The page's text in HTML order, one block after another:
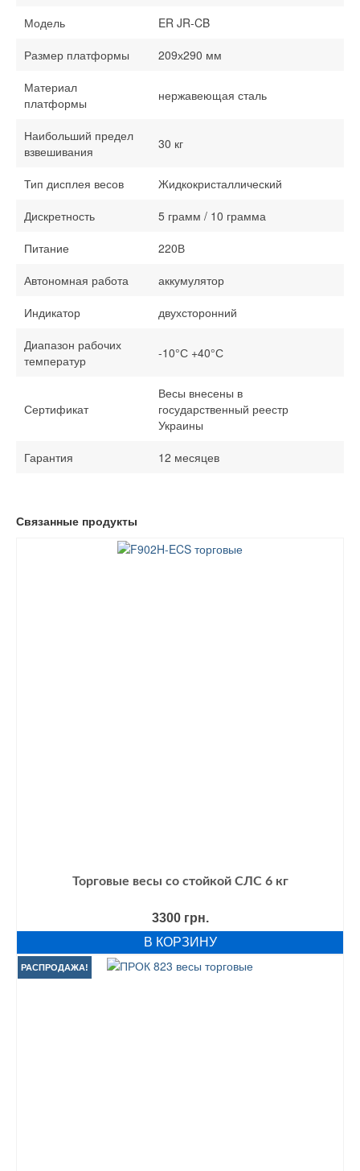
Модель
ER JR-CB
Размер платформы
209х290 мм
Материал
платформы
нержавеющая сталь
Наибольший предел
взвешивания
30 кг
Тип дисплея весов
Жидкокристаллический
Дискретность
5 грамм / 10 грамма
Питание
220В
Автономная работа
аккумулятор
Индикатор
двухсторонний
Диапазон рабочих
температур
-10°С +40°С
Сертификат
Весы внесены в
государственный реестр
Украины
Гарантия
12 месяцев
Связанные продукты
Торговые весы со стойкой СЛС 6 кг
3300 грн.
В КОРЗИНУ
РАСПРОДАЖА!